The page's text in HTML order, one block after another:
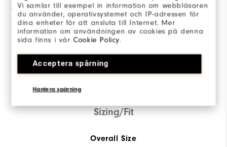
Vi samlar till exempel in information om webbläsaren
du använder, operativsystemet och IP-adressen för
dina enheter för att ansluta till Internet. Mer
information om användningen av cookies på denna
sida finns i vårCookie Policy.
Acceptera spårning
Hantera spårning
3 stjärnor 0
2 stjärnor
1 stjärna
100%
av alla tillfrågade skulle
rekommendera detta för en
Sizing/Fit
Overall Size